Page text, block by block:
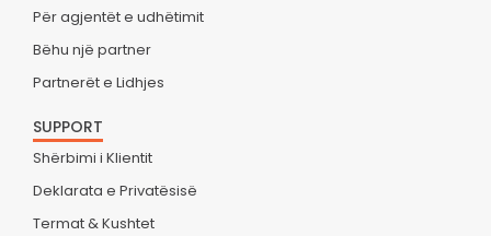
Për agjentët e udhëtimit
Bëhu një partner
Partnerët e Lidhjes
SUPPORT
Shërbimi i Klientit
Deklarata e Privatësisë
Termat & Kushtet